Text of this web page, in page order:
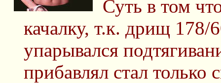
Суть в том
качалку, т.к. дрищ 178/
упарывался
прибавлял стал только